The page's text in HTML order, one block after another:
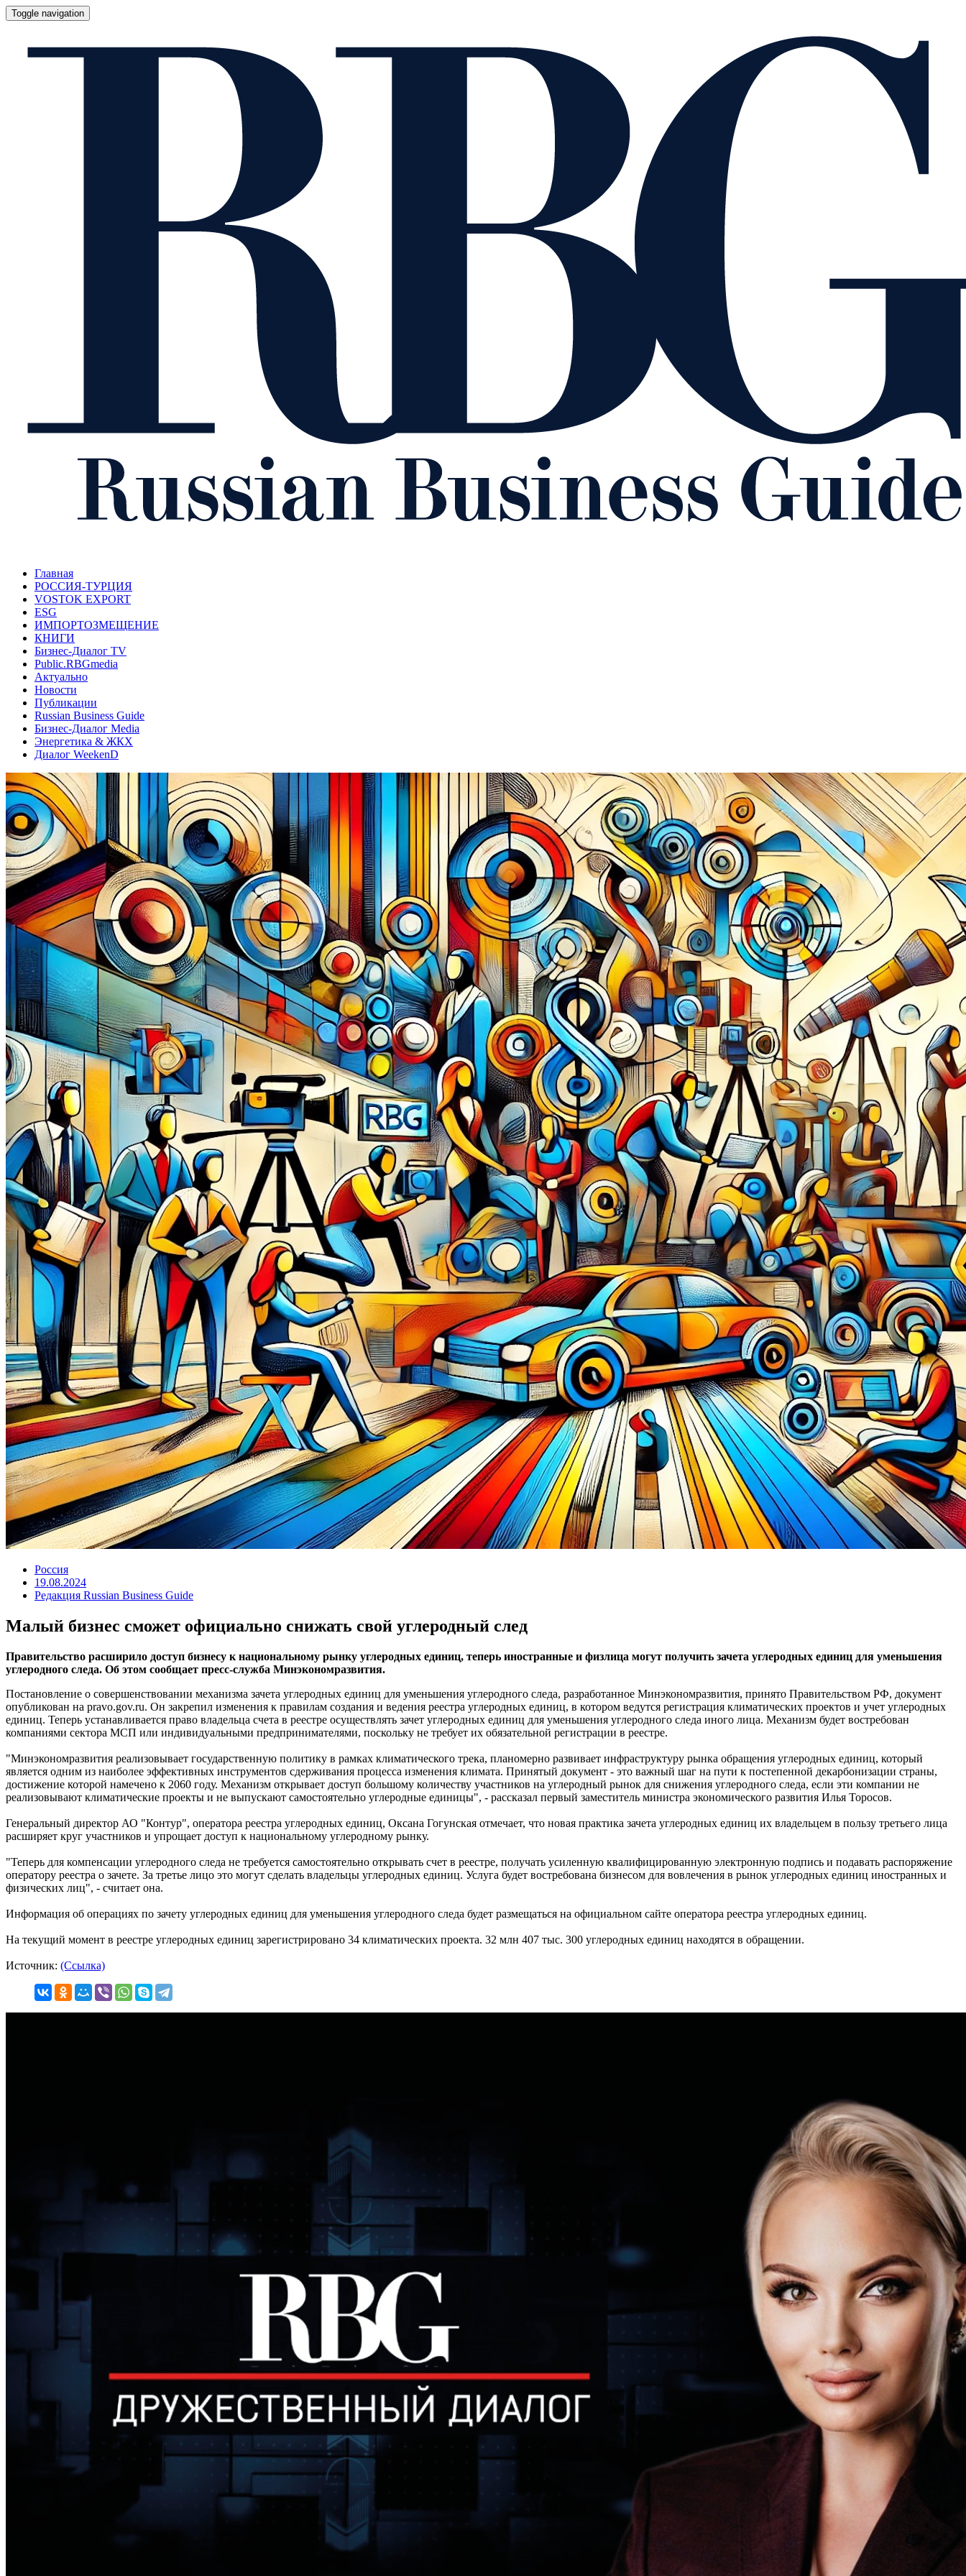
Toggle navigation
Главная
РОССИЯ-ТУРЦИЯ
VOSTOK EXPORT
ESG
ИМПОРТОЗМЕЩЕНИЕ
КНИГИ
Бизнес-Диалог TV
Public.RBGmedia
Актуально
Новости
Публикации
Russian Business Guide
Бизнес-Диалог Media
Энергетика & ЖКХ
Диалог WeekenD
Россия
19.08.2024
Редакция Russian Business Guide
Малый бизнес сможет официально снижать свой углеродный след
Правительство расширило доступ бизнесу к национальному рынку углеродных единиц, теперь иностранные и физлица могут получить зачета углеродных единиц для уменьшения
углеродного следа. Об этом сообщает пресс-служба Минэкономразвития.
Постановление о совершенствовании механизма зачета углеродных единиц для уменьшения углеродного следа, разработанное Минэкономразвития, принято Правительством РФ, документ
опубликован на pravo.gov.ru. Он закрепил изменения к правилам создания и ведения реестра углеродных единиц, в котором ведутся регистрация климатических проектов и учет углеродных
единиц. Теперь устанавливается право владельца счета в реестре осуществлять зачет углеродных единиц для уменьшения углеродного следа иного лица. Механизм будет востребован
компаниями сектора МСП или индивидуальными предпринимателями, поскольку не требует их обязательной регистрации в реестре.
"Минэкономразвития реализовывает государственную политику в рамках климатического трека, планомерно развивает инфраструктуру рынка обращения углеродных единиц, который
является одним из наиболее эффективных инструментов сдерживания процесса изменения климата. Принятый документ - это важный шаг на пути к постепенной декарбонизации страны,
достижение которой намечено к 2060 году. Механизм открывает доступ большому количеству участников на углеродный рынок для снижения углеродного следа, если эти компании не
реализовывают климатические проекты и не выпускают самостоятельно углеродные единицы", - рассказал первый заместитель министра экономического развития Илья Торосов.
Генеральный директор АО "Контур", оператора реестра углеродных единиц, Оксана Гогунская отмечает, что новая практика зачета углеродных единиц их владельцем в пользу третьего лица
расширяет круг участников и упрощает доступ к национальному углеродному рынку.
"Теперь для компенсации углеродного следа не требуется самостоятельно открывать счет в реестре, получать усиленную квалифицированную электронную подпись и подавать распоряжение
оператору реестра о зачете. За третье лицо это могут сделать владельцы углеродных единиц. Услуга будет востребована бизнесом для вовлечения в рынок углеродных единиц иностранных и
физических лиц", - считает она.
Информация об операциях по зачету углеродных единиц для уменьшения углеродного следа будет размещаться на официальном сайте оператора реестра углеродных единиц.
На текущий момент в реестре углеродных единиц зарегистрировано 34 климатических проекта. 32 млн 407 тыс. 300 углеродных единиц находятся в обращении.
Источник: (Ссылка)